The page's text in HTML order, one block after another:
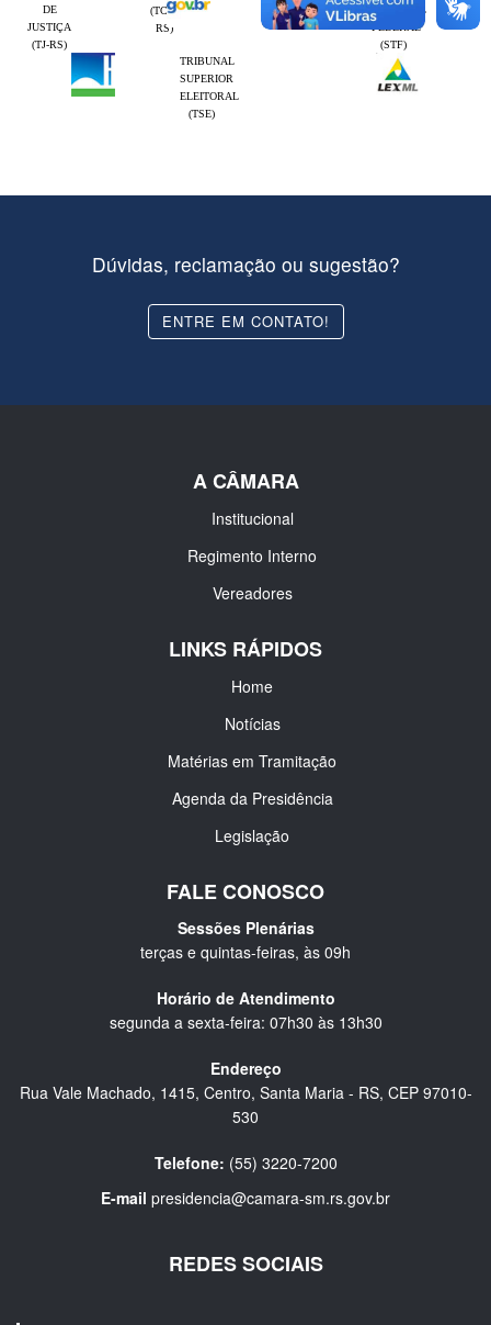
(TCE-
RS)
DE
JUSTIÇA
(TJ-RS)
TRIBUNAL
FEDERAL
(STF)
TRIBUNAL
SUPERIOR
ELEITORAL
(TSE)
Dúvidas, reclamação ou sugestão?
ENTRE EM CONTATO!
A CÂMARA
Institucional
Regimento Interno
Vereadores
LINKS RÁPIDOS
Home
Notícias
Matérias em Tramitação
Agenda da Presidência
Legislação
FALE CONOSCO
Sessões Plenárias
terças e quintas-feiras, às 09h
Horário de Atendimento
segunda a sexta-feira: 07h30 às 13h30
Endereço
Rua Vale Machado, 1415, Centro, Santa Maria - RS, CEP 97010-
530
Telefone: (55) 3220-7200
E-mail presidencia@camara-sm.rs.gov.br
REDES SOCIAIS